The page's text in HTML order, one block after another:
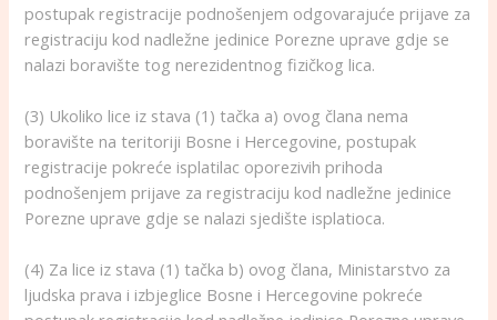
postupak registracije podnošenjem odgovarajuće prijave za
registraciju kod nadležne jedinice Porezne uprave gdje se
nalazi boravište tog nerezidentnog fizičkog lica.
(3) Ukoliko lice iz stava (1) tačka a) ovog člana nema
boravište na teritoriji Bosne i Hercegovine, postupak
registracije pokreće isplatilac oporezivih prihoda
podnošenjem prijave za registraciju kod nadležne jedinice
Porezne uprave gdje se nalazi sjedište isplatioca.
(4) Za lice iz stava (1) tačka b) ovog člana, Ministarstvo za
ljudska prava i izbjeglice Bosne i Hercegovine pokreće